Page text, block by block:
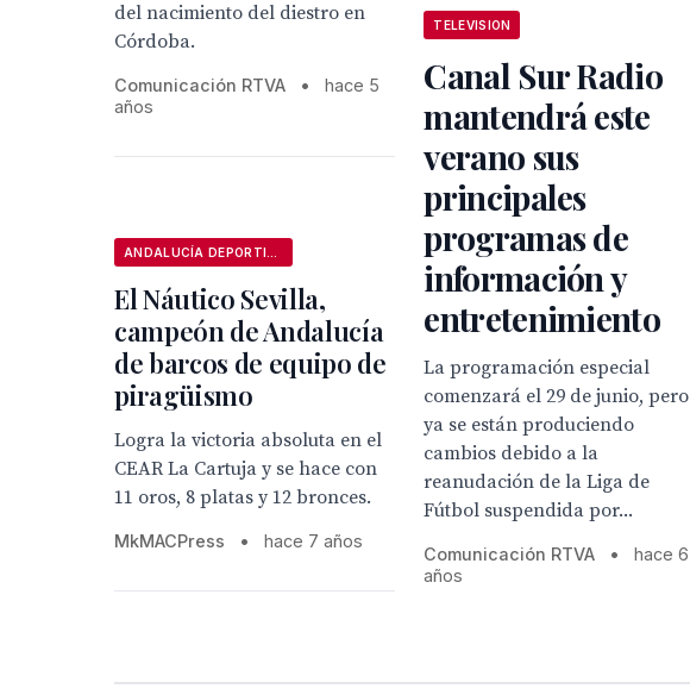
del nacimiento del diestro en
Córdoba.
Comunicación RTVA •
hace 5
años
TELEVISION
Canal Sur Radio
mantendrá este
verano sus
principales
programas de
información y
entretenimiento
La programación especial
comenzará el 29 de junio, pero
ya se están produciendo
cambios debido a la
reanudación de la Liga de
Fútbol suspendida por...
Comunicación RTVA •
hace 6
años
El Náutico Sevilla,
campeón de Andalucía
de barcos de equipo de
piragüismo
Logra la victoria absoluta en el
CEAR La Cartuja y se hace con
11 oros, 8 platas y 12 bronces.
MkMACPress • hace 7 años